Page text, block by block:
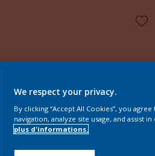
We respect your privacy.
By clicking “Accept All Cookies”, you
navigation, analyze site usage, and assist
plus d'informations.